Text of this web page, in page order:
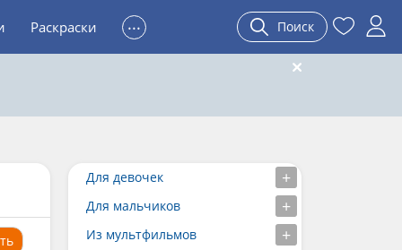
Раскраски ... Поиск
Для девочек
Для мальчиков
Из мультфильмов